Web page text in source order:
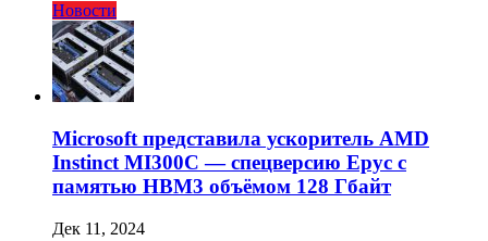
Новости
Microsoft представила ускоритель AMD
Instinct MI300C — спецверсию Epyc с
памятью HBM3 объёмом 128 Гбайт
Дек 11, 2024